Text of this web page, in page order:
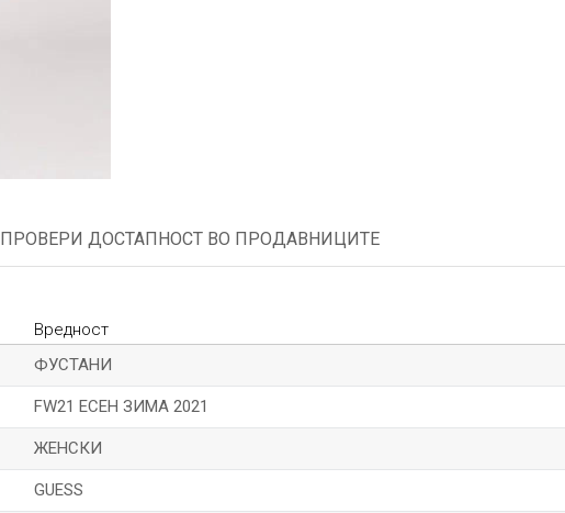
ПРОВЕРИ ДОСТАПНОСТ ВО ПРОДАВНИЦИТЕ
Вредност
ФУСТАНИ
FW21 ЕСЕН ЗИМА 2021
ЖЕНСКИ
GUESS